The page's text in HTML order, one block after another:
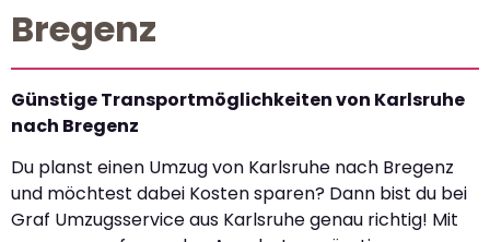
Bregenz
Günstige Transportmöglichkeiten von Karlsruhe
nach Bregenz
Du planst einen Umzug von Karlsruhe nach Bregenz
und möchtest dabei Kosten sparen? Dann bist du bei
Graf Umzugsservice aus Karlsruhe genau richtig! Mit